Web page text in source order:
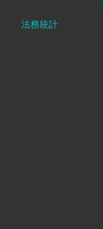
法務統計